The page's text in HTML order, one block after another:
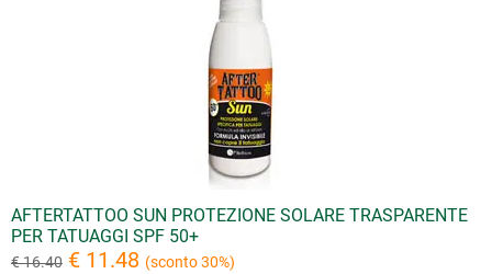
AFTERTATTOO SUN PROTEZIONE SOLARE TRASPARENTE
PER TATUAGGI SPF 50+
€ 16.40 € 11.48 (sconto 30%)